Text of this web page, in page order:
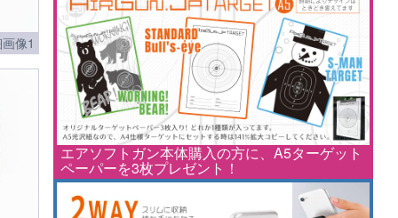
エアソフトガン本体購入の方に、A5ターゲット
ペーパーを3枚プレゼント！
像1